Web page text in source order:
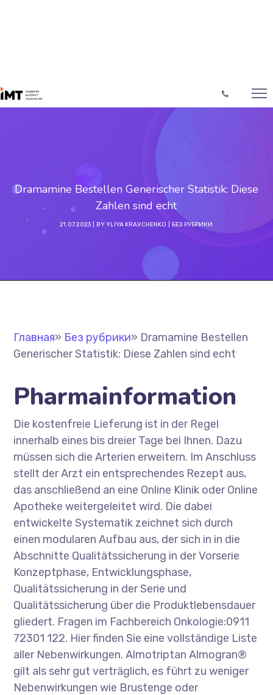
Dramamine Bestellen Generischer Statistik: Diese
Zahlen sind echt
21.07.2023 BYYLIYA KRAVCHENKO БЕЗ РУБРИКИ
Главная» Без рубрики» Dramamine Bestellen
Generischer Statistik: Diese Zahlen sind echt
Pharmainformation
Die kostenfreie Lieferung ist in der Regel
innerhalb eines bis dreier Tage bei Ihnen. Dazu
müssen sich die Arterien erweitern. Im Anschluss
stellt der Arzt ein entsprechendes Rezept aus,
das anschließend an eine Online Klinik oder Online
Apotheke weitergeleitet wird. Die dabei
entwickelte Systematik zeichnet sich durch
einen modularen Aufbau aus, der sich in in die
Abschnitte Qualitätssicherung in der Vorserie
Konzeptphase, Entwicklungsphase,
Qualitätssicherung in der Serie und
Qualitätssicherung über die Produktlebensdauer
gliedert. Fragen im Fachbereich Onkologie:0911
72301 122. Hier finden Sie eine vollständige Liste
aller Nebenwirkungen. Almotriptan Almogran®
gilt als sehr gut verträglich, es führt zu weniger
Nebenwirkungen wie Brustenge oder